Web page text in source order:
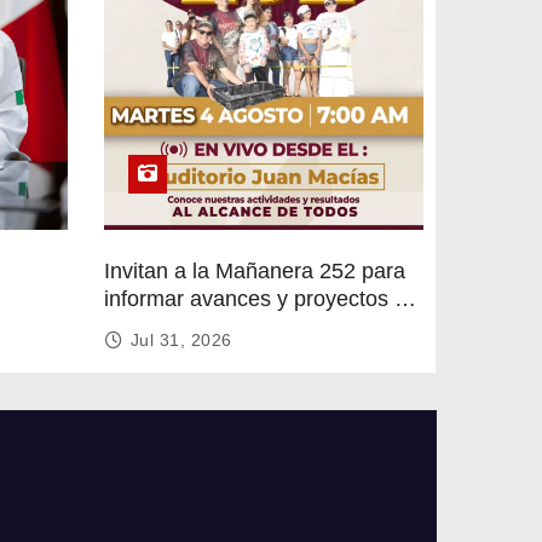
Invitan a la Mañanera 252 para
informar avances y proyectos de
Altamira
Jul 31, 2026